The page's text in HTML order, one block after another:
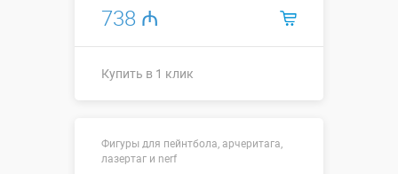
738 ₼
Купить в 1 клик
Больше деталей →
Фигуры для пейнтбола, арчеритага,
лазертаг и nerf